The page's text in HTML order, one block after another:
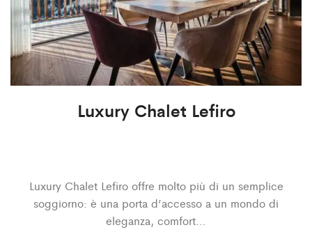
Luxury Chalet Lefiro
Luxury Chalet Lefiro offre molto più di un semplice
soggiorno: è una porta d’accesso a un mondo di
eleganza, comfort…